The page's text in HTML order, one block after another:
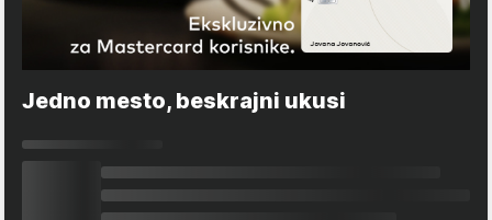
Jedno mesto, beskrajni ukusi